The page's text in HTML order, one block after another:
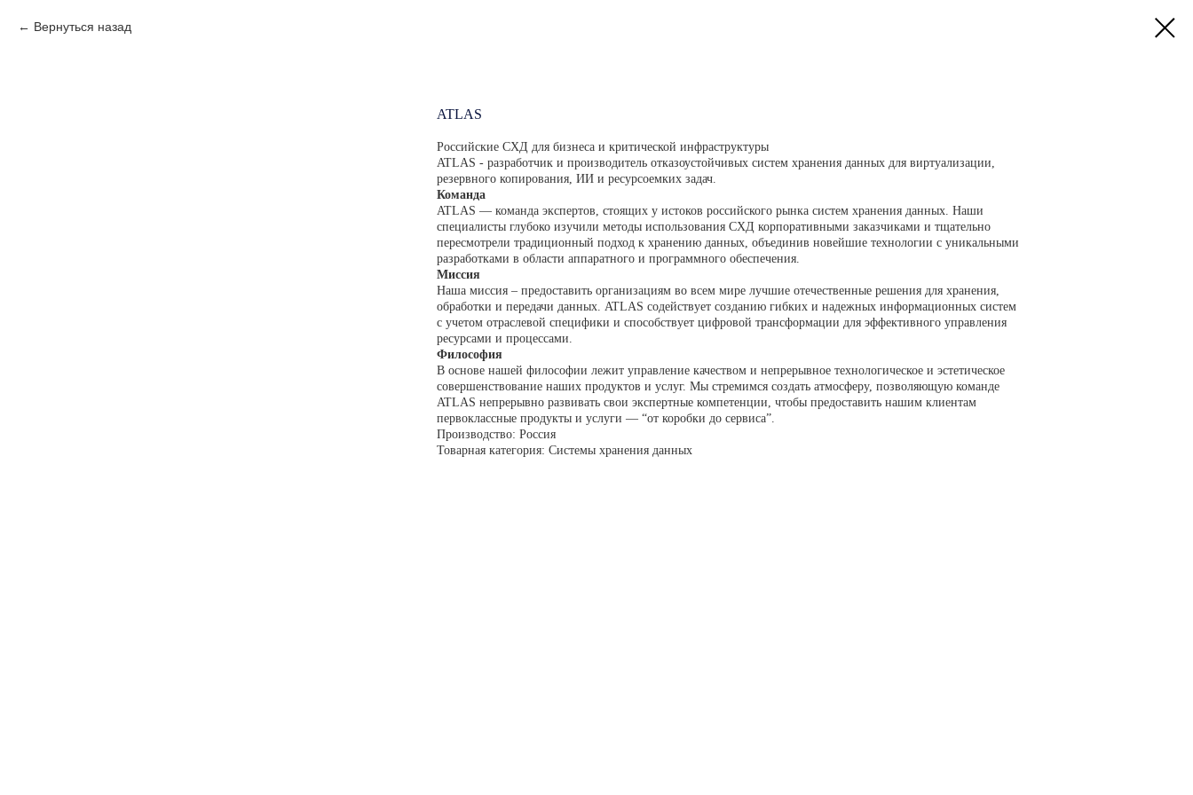
Вернуться назад
ATLAS
Российские СХД для бизнеса и критической инфраструктуры
ATLAS - разработчик и производитель отказоустойчивых систем хранения данных для виртуализации,
резервного копирования, ИИ и ресурсоемких задач.
Команда
ATLAS — команда экспертов, стоящих у истоков российского рынка систем хранения данных. Наши
специалисты глубоко изучили методы использования СХД корпоративными заказчиками и тщательно
пересмотрели традиционный подход к хранению данных, объединив новейшие технологии с уникальными
разработками в области аппаратного и программного обеспечения.
Миссия
Наша миссия – предоставить организациям во всем мире лучшие отечественные решения для хранения,
обработки и передачи данных. ATLAS содействует созданию гибких и надежных информационных систем
с учетом отраслевой специфики и способствует цифровой трансформации для эффективного управления
ресурсами и процессами.
Философия
В основе нашей философии лежит управление качеством и непрерывное технологическое и эстетическое
совершенствование наших продуктов и услуг. Мы стремимся создать атмосферу, позволяющую команде
ATLAS непрерывно развивать свои экспертные компетенции, чтобы предоставить нашим клиентам
первоклассные продукты и услуги — “от коробки до сервиса”.
Производство: Россия
Товарная категория: Системы хранения данных